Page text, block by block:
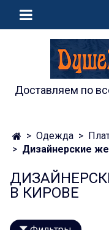
Доставляем по
Одежда
Дизайнерские
В КИРОВЕ